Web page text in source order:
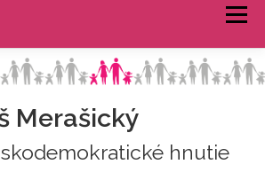
Menu
Merašický
hnutie